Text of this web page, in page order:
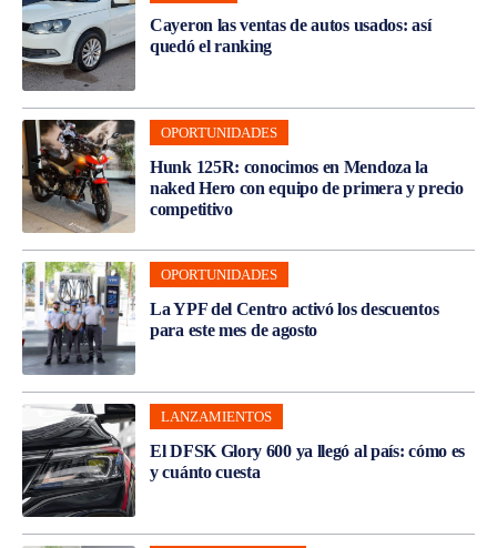
Cayeron las ventas de autos usados: así
quedó el ranking
OPORTUNIDADES
Hunk 125R: conocimos en Mendoza la
naked Hero con equipo de primera y precio
competitivo
OPORTUNIDADES
La YPF del Centro activó los descuentos
para este mes de agosto
LANZAMIENTOS
El DFSK Glory 600 ya llegó al país: cómo es
y cuánto cuesta